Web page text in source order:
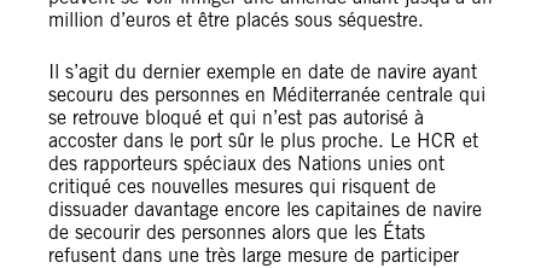
million d’euros et être placés sous séquestre.
Il s’agit du dernier exemple en date de navire ayant
secouru des personnes en Méditerranée centrale qui
se retrouve bloqué et qui n’est pas autorisé à
accoster dans le port sûr le plus proche. Le HCR et
des rapporteurs spéciaux des Nations unies ont
critiqué ces nouvelles mesures qui risquent de
dissuader davantage encore les capitaines de navire
de secourir des personnes alors que les États
refusent dans une très large mesure de participer